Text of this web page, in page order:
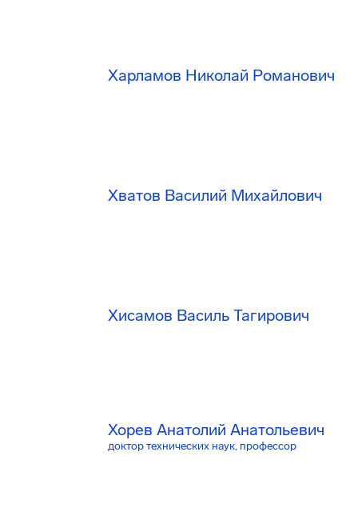
Харламов Николай Романович
Хватов Василий Михайлович
Хисамов Василь Тагирович
Хорев Анатолий Анатольевич
доктор технических наук, профессор